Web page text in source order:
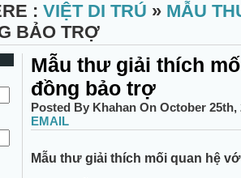
: VIỆT DI TRÚ » MẪU
BẢO TRỢ
Mẫu thư giải thích
đồng bảo trợ
Posted By Khahan On October
EMAIL
Mẫu thư giải thích mối quan hệ